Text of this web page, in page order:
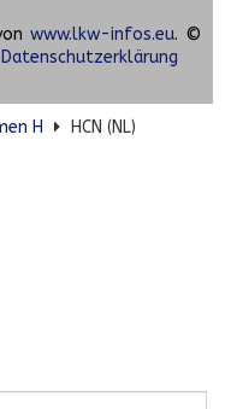
www.lkw-infos.eu. ©
H HCN (NL)